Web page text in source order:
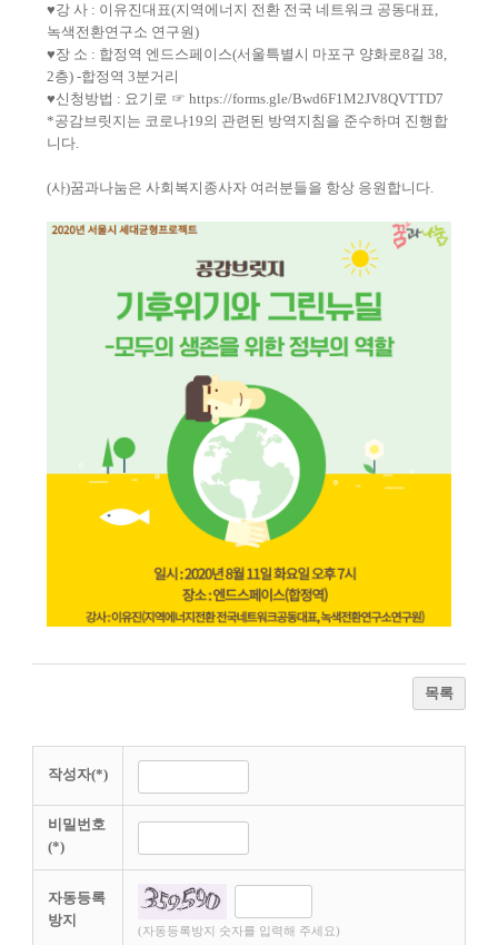
♥강 사 : 이유진대표(지역에너지 전환 전국 네트워크 공동대표,
녹색전환연구소 연구원)
♥장 소 : 합정역 엔드스페이스(서울특별시 마포구 양화로8길 38,
2층) -합정역 3분거리
♥신청방법 : 요기로 ☞ https://forms.gle/Bwd6F1M2JV8QVTTD7
*공감브릿지는 코로나19의 관련된 방역지침을 준수하며 진행합
니다.
(사)꿈과나눔은 사회복지종사자 여러분들을 항상 응원합니다.
목록
작성자(*)
비밀번호
(*)
자동등록
방지
(자동등록방지 숫자를 입력해 주세요)